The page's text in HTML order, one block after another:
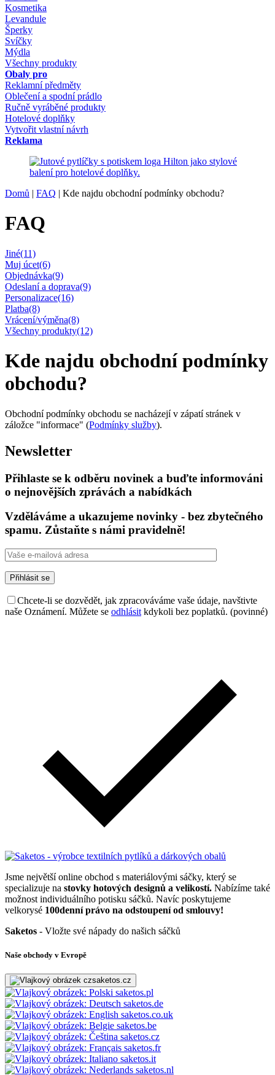
Kosmetika
Levandule
Šperky
Svíčky
Mýdla
Všechny produkty
Obaly pro
Reklamní předměty
Oblečení a spodní prádlo
Ručně vyráběné produkty
Hotelové doplňky
Vytvořit vlastní návrh
Reklama
Domů | FAQ | Kde najdu obchodní podmínky obchodu?
FAQ
Jiné(11)
Muj úcet(6)
Objednávka(9)
Odeslaní a doprava(9)
Personalizace(16)
Platba(8)
Vrácení/výměna(8)
Všechny produkty(12)
Kde najdu obchodní podmínky
obchodu?
Obchodní podmínky obchodu se nacházejí v zápatí stránek v
záložce "informace" (Podmínky služby).
Newsletter
Přihlaste se k odběru novinek a buďte informováni
o nejnovějších zprávách a nabídkách
Vzděláváme a ukazujeme novinky - bez zbytečného
spamu. Zůstaňte s námi pravidelně!
Chcete-li se dozvědět, jak zpracováváme vaše údaje, navštivte
naše Oznámení. Můžete se odhlásit kdykoli bez poplatků. (povinné)
Jsme největší online obchod s materiálovými sáčky, který se
specializuje na stovky hotových designů a velikostí. Nabízíme také
možnost individuálního potisku sáčků. Navíc poskytujeme
velkorysé 100denní právo na odstoupení od smlouvy!
Saketos - Vložte své nápady do našich sáčků
Naše obchody v Evropě
saketos.cz
saketos.pl
saketos.de
saketos.co.uk
saketos.be
saketos.cz
saketos.fr
saketos.it
saketos.nl